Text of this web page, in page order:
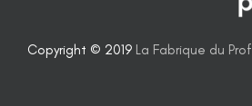
Copyright © 2019 La Fabrique du Prof